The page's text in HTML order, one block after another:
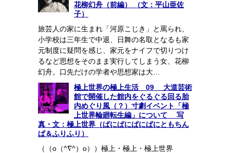
花柳幻舟（前編） （文：平山亜佐
子）
旅芸人の家に生まれ「河原こじき」と罵られ、
小学校は三年生で中退、日舞の名取となるも家
元制度に疑問を感じ、家元をナイフで切りつけ
るなど思想をそのまま実行してしまう女、花柳
幻舟。口先だけの学者や思想家は大…
極上世界の極上生活 09 大道芸術
館で開催した館内をぐるぐる回る胎
内めぐり風（？）寸劇イベント「極
上世界輪廻転生編」について 写
真・文：極上世界（ぱにぱにぱにぱにともちん
ぱ＆ふりふり）
（（o（^∇^）o））極上・極上・極上世界